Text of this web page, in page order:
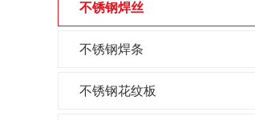
不锈钢焊丝
不锈钢焊条
不锈钢花纹板